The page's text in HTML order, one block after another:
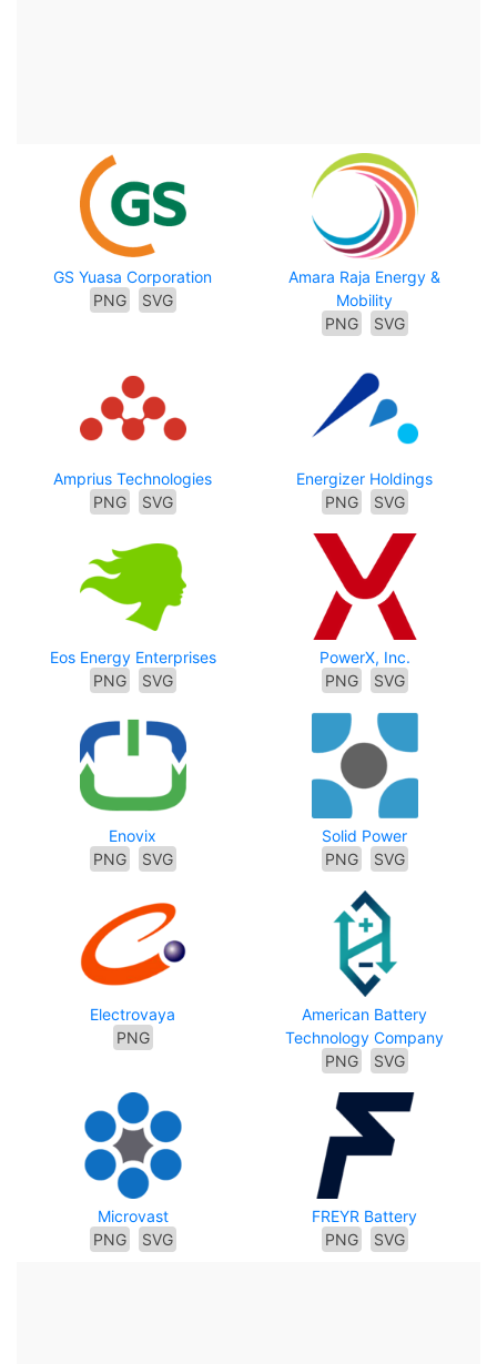
GS Yuasa Corporation
PNG
SVG
Amara Raja Energy &
Mobility
PNG
SVG
Amprius Technologies
PNG
SVG
Energizer Holdings
PNG
SVG
Eos Energy Enterprises
PNG
SVG
PowerX, Inc.
PNG
SVG
Enovix
PNG
SVG
Solid Power
PNG
SVG
Electrovaya
PNG
American Battery
Technology Company
PNG
SVG
Microvast
PNG
SVG
FREYR Battery
PNG
SVG